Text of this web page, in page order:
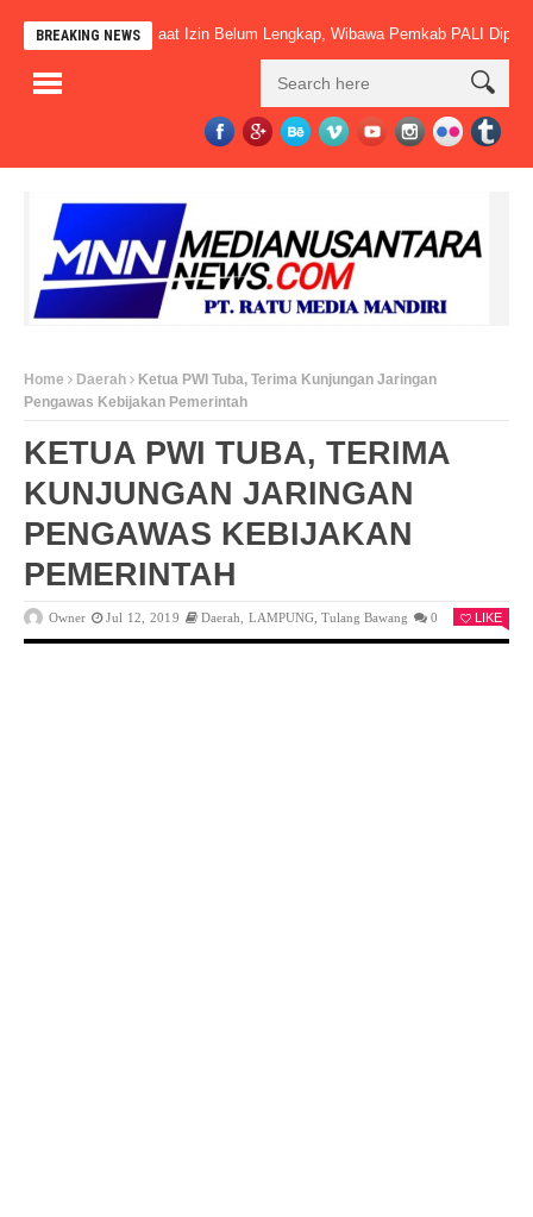
BREAKING NEWS
Beroperasi Saat Izin Belum Lengkap, Wibawa Pemkab PALI
Home Daerah
Ketua PWI Tuba, Terima Kunjungan Jaringan
Pengawas Kebijakan Pemerintah
KETUA PWI TUBA, TERIMA
KUNJUNGAN JARINGAN
PENGAWAS KEBIJAKAN
PEMERINTAH
Owner Jul 12, 2019 Daerah LAMPUNG,Tulang Bawang 0 LIKE